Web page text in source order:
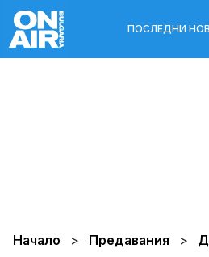
ПОСЛЕДНИ
Начало Предавания